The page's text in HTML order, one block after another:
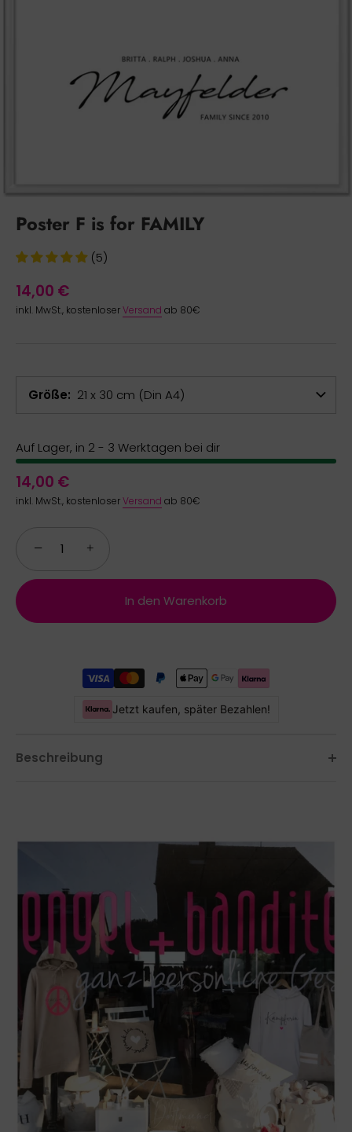
Poster F is for FAMILY
(5)
14,00 €
inkl. MwSt., kostenloserVersand ab 80€
Größe 21 x 30 cm (Din A4)
Auf Lager, in 2 - 3 Werktagen bei dir
14,00 €
inkl. MwSt., kostenloserVersand ab 80€
− +
In den Warenkorb
Jetzt kaufen, später Bezahlen!
Beschreibung